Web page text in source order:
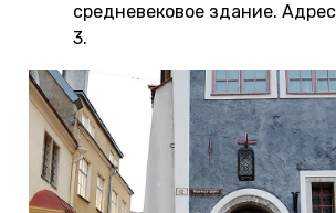
средневековое здание.
3.